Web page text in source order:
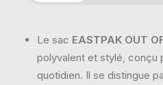
Le sac EASTPAK OUT
polyvalent et stylé, conçu
quotidien. Il se distingue